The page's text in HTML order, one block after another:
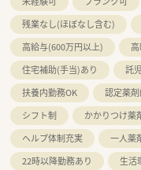
残業なし(ほぼなし含む)
高給与(600万円以上)
住宅補助(手当)あり
託
扶養内勤務OK
認定薬
シフト制
かかりつけ薬
ヘルプ体制充実
一人薬
22時以降勤務あり
生活